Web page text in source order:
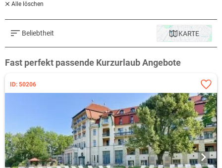
Alle löschen
Beliebtheit KARTE
Fast perfekt passende Kurzurlaub Angebote
ID: 50206